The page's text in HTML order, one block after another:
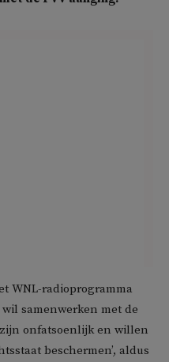
WNL-radioprogramma
samenwerken met de
zijn onfatsoenlijk en willen
beschermen’, aldus